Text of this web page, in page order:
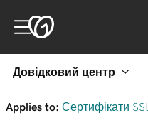
Довідковий центр
Applies to: Сертифікати SSL